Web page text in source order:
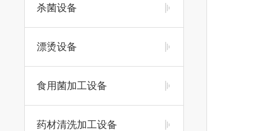
杀菌设备
漂烫设备
食用菌加工设备
药材清洗加工设备